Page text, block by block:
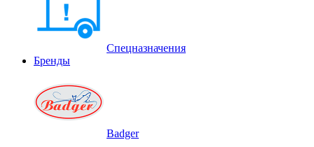
Спецназначения
Бренды
Badger